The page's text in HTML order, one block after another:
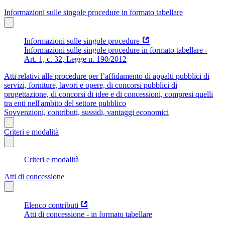
Informazioni sulle singole procedure in formato tabellare
Informazioni sulle singole procedure
Informazioni sulle singole procedure in formato tabellare -
Art. 1, c. 32, Legge n. 190/2012
Atti relativi alle procedure per l’affidamento di appalti pubblici di
servizi, forniture, lavori e opere, di concorsi pubblici di
progettazione, di concorsi di idee e di concessioni, compresi quelli
tra enti nell'ambito del settore pubblico
Sovvenzioni, contributi, sussidi, vantaggi economici
Criteri e modalità
Criteri e modalità
Atti di concessione
Elenco contributi
Atti di concessione - in formato tabellare